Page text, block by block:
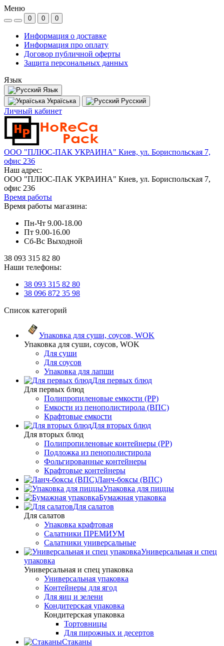
Меню
0 0 0
Информация о доставке
Информация про оплату
Договор публичной оферты
Защита персональных данных
Язык
Язык
Україська
Русский
Личный кабинет
ООО "ПЛЮС-ПАК УКРАИНА" Киев, ул. Бориспольская 7,
офис 236
Наш адрес:
ООО "ПЛЮС-ПАК УКРАИНА" Киев, ул. Бориспольская 7,
офис 236
Время работы
Время работы магазина:
Пн-Чт 9.00-18.00
Пт 9.00-16.00
Сб-Вс Выходной
38 093 315 82 80
Наши телефоны:
38 093 315 82 80
38 096 872 35 98
Список категорий
Упаковка для суши, соусов, WOK
Упаковка для суши, соусов, WOK
Для суши
Для соусов
Упаковка для лапши
Для первых блюд
Для первых блюд
Полипропиленовые емкости (PP)
Емкости из пенополистирола (ВПС)
Крафтовые емкости
Для вторых блюд
Для вторых блюд
Полипропиленовые контейнеры (PP)
Подложка из пенополистирола
Фольгированные контейнеры
Крафтовые контейнеры
Ланч-боксы (ВПС)
Упаковка для пиццы
Бумажная упаковка
Для салатов
Для салатов
Упаковка крафтовая
Салатники ПРЕМИУМ
Салатники универсальные
Универсальная и спец
упаковка
Универсальная и спец упаковка
Универсальная упаковка
Контейнеры для ягод
Для яиц и зелени
Кондитерская упаковка
Кондитерская упаковка
Тортовницы
Для пирожных и десертов
Стаканы